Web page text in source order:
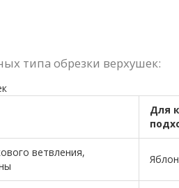
типа обрезки верхушек:
Для
ветвления,